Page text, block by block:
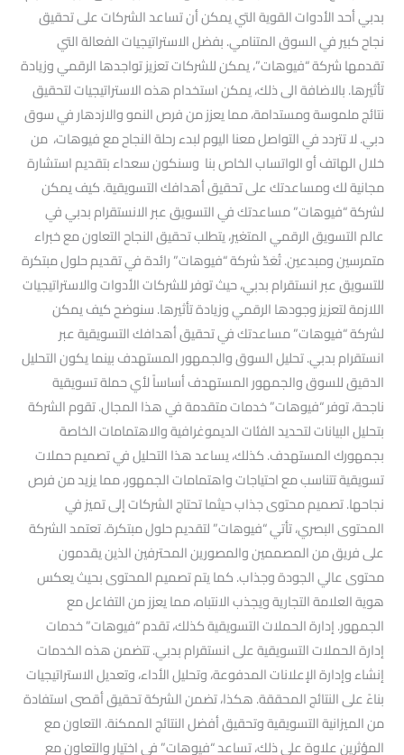
بدبي أحد الأدوات القوية التي يمكن أن تساعد الشركات على تحقيق
نجاح كبير في السوق المتنامي. بفضل الاستراتيجيات الفعالة التي
تقدمها شركة “فيوهات”، يمكن للشركات تعزيز تواجدها الرقمي وزيادة
تأثيرها. بالاضافة الى ذلك، يمكن استخدام هذه الاستراتيجيات لتحقيق
نتائج ملموسة ومستدامة، مما يعزز من فرص النمو والازدهار في سوق
دبي. لا تتردد في التواصل معنا اليوم لبدء رحلة النجاح مع فيوهات، من
خلال الهاتف أو الواتساب الخاص بنا وسنكون سعداء بتقديم استشارة
مجانية لك ومساعدتك على تحقيق أهدافك التسويقية. كيف يمكن
لشركة “فيوهات” مساعدتك في التسويق عبر الانستقرام بدبي في
عالم التسويق الرقمي المتغير، يتطلب تحقيق النجاح التعاون مع خبراء
متمرسين ومبدعين. تُعَدّ شركة “فيوهات” رائدة في تقديم حلول مبتكرة
للتسويق عبر انستقرام بدبي، حيث توفر للشركات الأدوات والاستراتيجيات
اللازمة لتعزيز وجودها الرقمي وزيادة تأثيرها. سنوضح كيف يمكن
لشركة “فيوهات” مساعدتك في تحقيق أهدافك التسويقية عبر
انستقرام بدبي. تحليل السوق والجمهور المستهدف بينما يكون التحليل
الدقيق للسوق والجمهور المستهدف أساساً لأي حملة تسويقية
ناجحة، توفر “فيوهات” خدمات متقدمة في هذا المجال. تقوم الشركة
بتحليل البيانات لتحديد الفئات الديموغرافية والاهتمامات الخاصة
بجمهورك المستهدف. كذلك، يساعد هذا التحليل في تصميم حملات
تسويقية تتناسب مع احتياجات واهتمامات الجمهور، مما يزيد من فرص
نجاحها. تصميم محتوى جذاب حيثما تحتاج الشركات إلى تميز في
المحتوى البصري، تأتي “فيوهات” لتقديم حلول مبتكرة. تعتمد الشركة
على فريق من المصممين والمصورين المحترفين الذين يقدمون
محتوى عالي الجودة وجذاب. كما يتم تصميم المحتوى بحيث يعكس
هوية العلامة التجارية ويجذب الانتباه، مما يعزز من التفاعل مع
الجمهور. إدارة الحملات التسويقية كذلك، تقدم “فيوهات” خدمات
إدارة الحملات التسويقية على انستقرام بدبي. تتضمن هذه الخدمات
إنشاء وإدارة الإعلانات المدفوعة، وتحليل الأداء، وتعديل الاستراتيجيات
بناءً على النتائج المحققة. هكذا، تضمن الشركة تحقيق أقصى استفادة
من الميزانية التسويقية وتحقيق أفضل النتائج الممكنة. التعاون مع
المؤثرين علاوة على ذلك، تساعد “فيوهات” في اختيار والتعاون مع